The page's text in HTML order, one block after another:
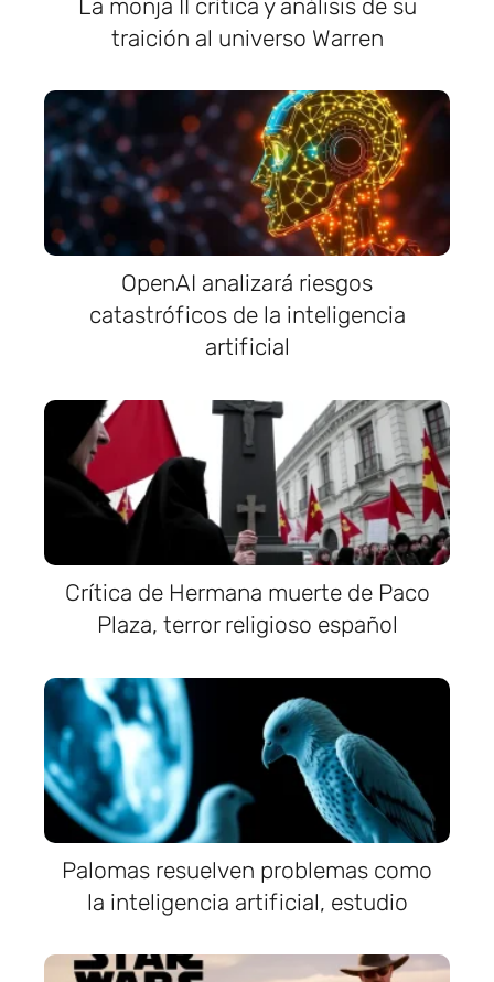
La monja II crítica y análisis de su
traición al universo Warren
OpenAI analizará riesgos
catastróficos de la inteligencia
artificial
Crítica de Hermana muerte de Paco
Plaza, terror religioso español
Palomas resuelven problemas como
la inteligencia artificial, estudio